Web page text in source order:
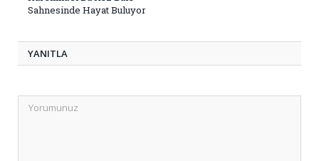
Sahnesinde Hayat Buluyor
YANITLA